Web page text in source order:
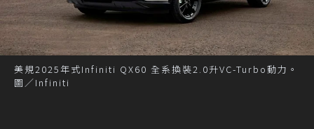
美規2025年式Infiniti QX60 全系換裝2.0升VC-Turbo動力。
圖／Infiniti